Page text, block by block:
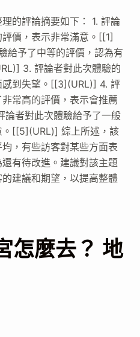
的評論摘要如下： 1. 評論
價，表示非常滿意。[[1]
給予了中等的評價，認為有
3. 評論者對此次體驗的
感到失望。[[3](URL)] 4. 評
常高的評價，表示會推薦
者對此次體驗給予了一般
。[[5](URL)] 綜上所述，該
，有些訪客對某些方面表
有待改進。建議對該主題
建議和期望，以提高整體
怎麼去？ 地